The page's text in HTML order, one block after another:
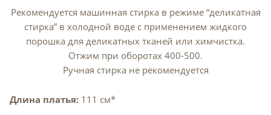
Рекомендуется машинная стирка в режиме “деликатная
стирка” в холодной воде с применением жидкого
порошка для деликатных тканей или химчистка.
Отжим при оборотах 400-500.
Ручная стирка не рекомендуется
Длина платья: 111 см*